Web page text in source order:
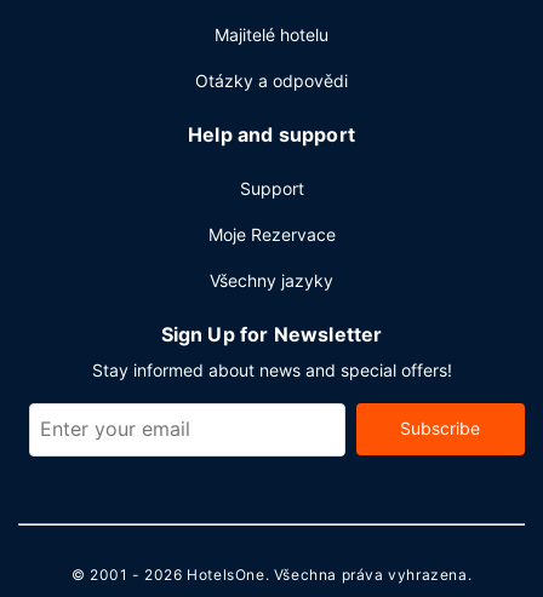
Majitelé hotelu
Otázky a odpovědi
Help and support
Support
Moje Rezervace
Všechny jazyky
Sign Up for Newsletter
Stay informed about news and special offers!
Subscribe
© 2001 - 2026 HotelsOne. Všechna práva vyhrazena.